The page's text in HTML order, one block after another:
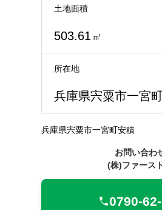
土地面積
503.61 ㎡
所在地
兵庫県宍粟市一宮
兵庫県宍粟市一宮町安積
お問い合わ
(株)ファース
0790-